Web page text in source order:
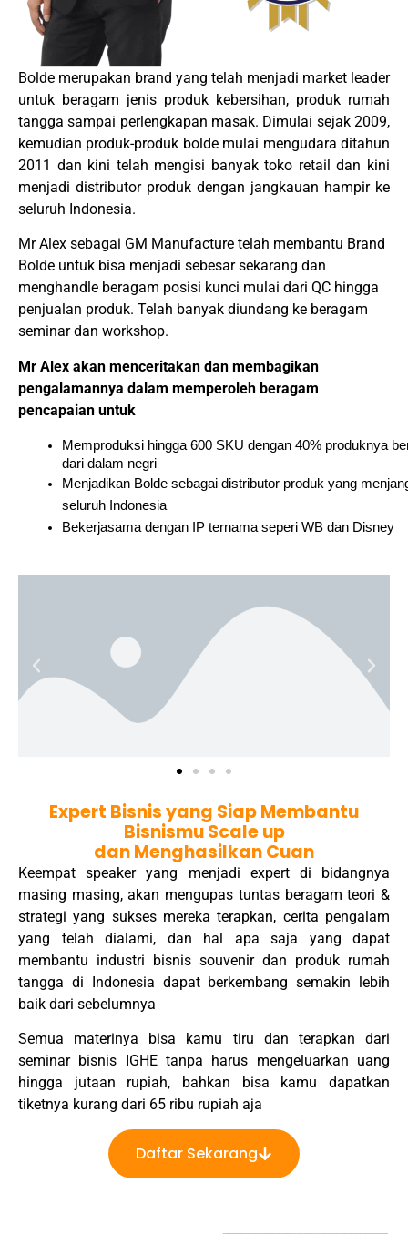
Bolde merupakan brand yang telah menjadi market leader
untuk beragam jenis produk kebersihan, produk rumah
tangga sampai perlengkapan masak. Dimulai sejak 2009,
kemudian produk-produk bolde mulai mengudara ditahun
2011 dan kini telah mengisi banyak toko retail dan kini
menjadi distributor produk dengan jangkauan hampir ke
seluruh Indonesia.
Mr Alex sebagai GM Manufacture telah membantu Brand
Bolde untuk bisa menjadi sebesar sekarang dan
menghandle beragam posisi kunci mulai dari QC hingga
penjualan produk. Telah banyak diundang ke beragam
seminar dan workshop.
Mr Alex akan menceritakan dan membagikan
pengalamannya dalam memperoleh beragam
pencapaian untuk
Memproduksi hingga 600 SKU dengan 40% produknya
dari dalam negri
Menjadikan Bolde sebagai distributor produk yang
seluruh Indonesia
Bekerjasama dengan IP ternama seperi WB dan Disney
Expert Bisnis yang Siap Membantu
Bisnismu Scale up
dan Menghasilkan Cuan
Keempat speaker yang menjadi expert di bidangnya
masing masing, akan mengupas tuntas beragam teori &
strategi yang sukses mereka terapkan, cerita pengalam
yang telah dialami, dan hal apa saja yang dapat
membantu industri bisnis souvenir dan produk rumah
tangga di Indonesia dapat berkembang semakin lebih
baik dari sebelumnya
Semua materinya bisa kamu tiru dan terapkan dari
seminar bisnis IGHE tanpa harus mengeluarkan uang
hingga jutaan rupiah, bahkan bisa kamu dapatkan
tiketnya kurang dari 65 ribu rupiah aja
Daftar Sekarang